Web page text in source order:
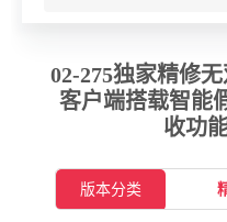
02-275独家精修
客户端搭载智能
收功
版本分类